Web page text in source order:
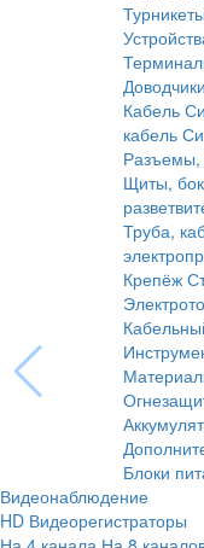
Турникеты
Кабель
кабель
Разъемы,
Щиты,
Труба,
Крепёж
Блоки
Видеонаблюдение
HD Видеорегистраторы